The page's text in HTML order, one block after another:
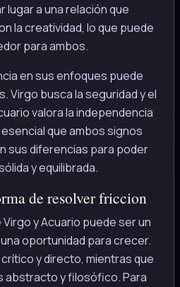
lugar a una relación que
la creatividad, lo que puede
para ambos.
en sus enfoques puede
Virgo busca la seguridad y el
valora la independencia
que ambos signos
sus diferencias para poder
y equilibrada.
de resolver friccion
y Acuario puede ser un
oportunidad para crecer.
y directo, mientras que
abstracto y filosófico. Para